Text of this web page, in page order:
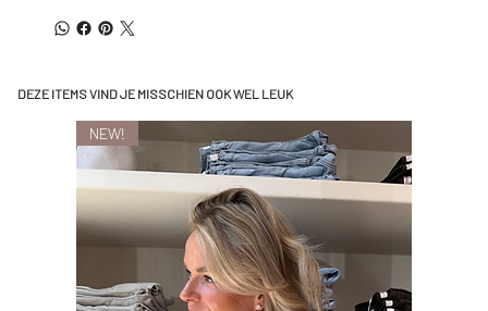
DEZE ITEMS VIND JE MISSCHIEN OOK WEL LEUK
NEW!